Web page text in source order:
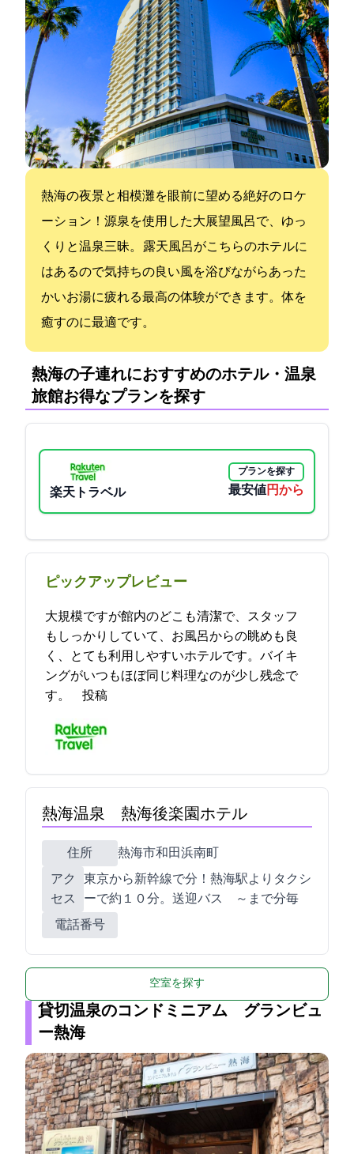
熱海の夜景と相模灘を眼前に望める絶好のロケ
ーション！源泉を使用した大展望風呂で、ゆっ
くりと温泉三昧。 露天風呂がこちらのホテルに
はあるので気持ちの良い風を浴びながらあった
かいお湯に疲れる最高の体験ができます。体を
癒すのに最適です。
熱海の子連れにおすすめのホテル・温泉
旅館:お得なプランを探す
楽天トラベル
プランを探す
最安値11550円から
ピックアップレビュー
大規模ですが館内のどこも清潔で、スタッフ
もしっかりしていて、お風呂からの眺めも良
く、とても利用しやすいホテルです。バイキ
ングがいつもほぼ同じ料理なのが少し残念で
す。 2021-12-16 23:06:55投稿
熱海温泉 熱海後楽園ホテル
住所
熱海市和田浜南町10-1
アク
セス
東京から新幹線で50分！熱海駅よりタクシ
ーで約１０分。送迎バス 9:40～19:00まで40分毎
電話番号
空室を探す
貸切温泉のコンドミニアム グランビュ
ー熱海